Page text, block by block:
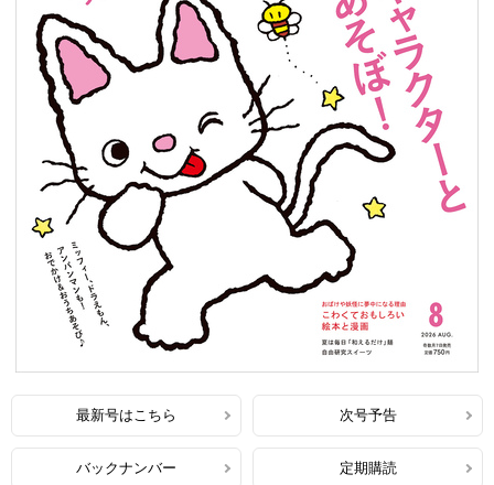
最新号はこちら 次号予告
バックナンバー 定期購読